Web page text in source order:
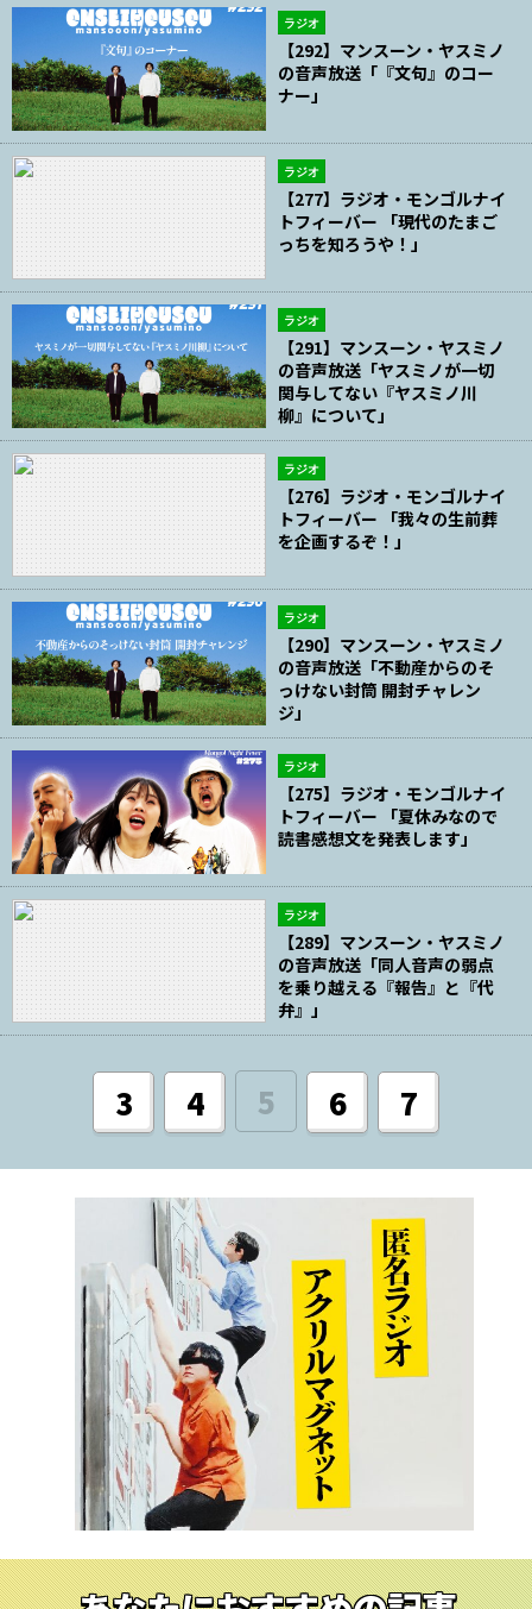
ラジオ
【292】マンスーン・ヤスミノ
の音声放送「『文句』のコー
ナー」
ラジオ
【277】ラジオ・モンゴルナイ
トフィーバー 「現代のたまご
っちを知ろうや！」
ラジオ
【291】マンスーン・ヤスミノ
の音声放送「ヤスミノが一切
関与してない『ヤスミノ川
柳』について」
ラジオ
【276】ラジオ・モンゴルナイ
トフィーバー 「我々の生前葬
を企画するぞ！」
ラジオ
【290】マンスーン・ヤスミノ
の音声放送「不動産からのそ
っけない封筒 開封チャレン
ジ」
ラジオ
【275】ラジオ・モンゴルナイ
トフィーバー 「夏休みなので
読書感想文を発表します」
ラジオ
【289】マンスーン・ヤスミノ
の音声放送「同人音声の弱点
を乗り越える『報告』と『代
弁』」
3 4 5 6 7